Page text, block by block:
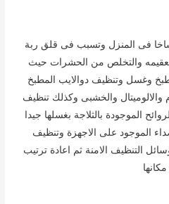
فى المنزل وتسبب فى قلق ربة
وتعقيمه والتخلص من الحشرات حيث
وغسل وتنظيف دوالايب المطبخ
والالوميتال والخشبى وكذلك تنظيف
الموجودة بالثلاجة بغسلها جيدا
الموجود على الاجهزة وتنظيف
التنظيف الامنة ثم اعادة ترتيب